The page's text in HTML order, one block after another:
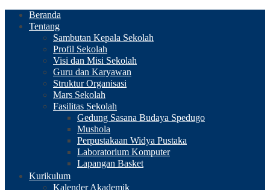
Beranda
Tentang
Sambutan Kepala Sekolah
Profil Sekolah
Visi dan Misi Sekolah
Guru dan Karyawan
Struktur Organisasi
Mars Sekolah
Fasilitas Sekolah
Gedung Sasana Budaya Spedugo
Mushola
Perpustakaan Widya Pustaka
Laboratorium Komputer
Lapangan Basket
Kurikulum
Kalender Akademik